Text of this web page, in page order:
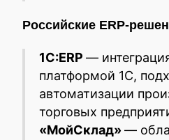
Российские ERP-
1С:ERP —
платформой 1С,
автоматизации
торговых
«МойСклад»—